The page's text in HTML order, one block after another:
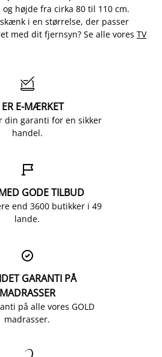
højde fra cirka 80 til 110 cm.
i en størrelse, der passer
med dit fjernsyn? Se alle vores TV

E-MÆRKET
din garanti for en sikker
handel.

GODE TILBUD
end 3600 butikker i 49
lande.

GARANTI PÅ
MADRASSER
på alle vores GOLD
madrasser.